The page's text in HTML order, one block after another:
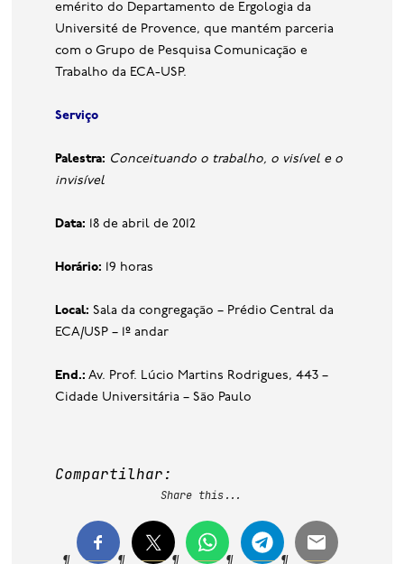
emérito do Departamento de Ergologia da
Université de Provence, que mantém parceria
com o Grupo de Pesquisa Comunicação e
Trabalho da ECA-USP.
Serviço
Palestra: Conceituando o trabalho, o visível e o
invisível
Data: 18 de abril de 2012
Horário: 19 horas
Local: Sala da congregação – Prédio Central da
ECA/USP – 1º andar
End.: Av. Prof. Lúcio Martins Rodrigues, 443 –
Cidade Universitária – São Paulo
Compartilhar:
Share this...